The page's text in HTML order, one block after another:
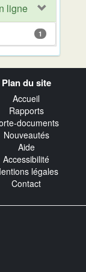
ligne
1
Plan du site
Accueil
Rapports
documents
Nouveautés
Aide
Accessibilité
légales
Contact